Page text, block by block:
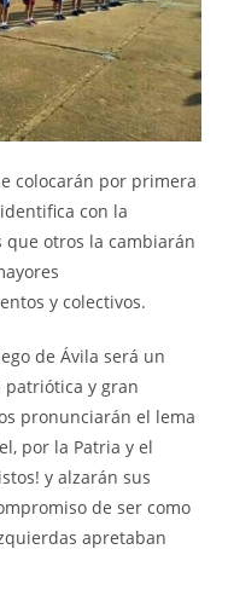
colocarán por primera
con la
que otros la cambiarán
y colectivos.
de Ávila será un
patriótica y gran
pronunciarán el lema
por la Patria y el
y alzarán sus
de ser como
apretaban